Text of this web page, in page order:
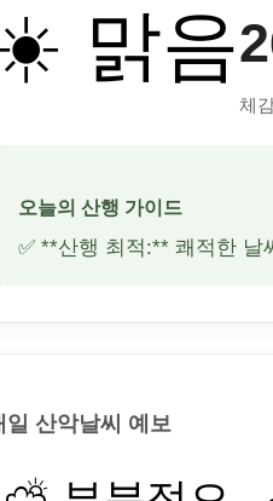
맑음
체
오늘의 산행 가이드
✅ **산행 최적:** 쾌적한
일 산악날씨 예보